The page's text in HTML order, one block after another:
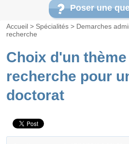
Poser une
Accueil > Spécialités > Demarches
recherche
Choix d'un thème
recherche pour
doctorat